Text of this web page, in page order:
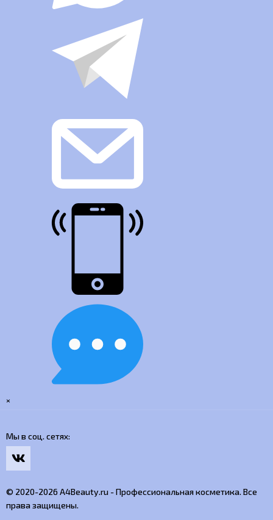
×
Мы в соц. сетях
© 2020-2026 A4Beauty.ru - Профессиональная косметика. Все
права защищены.